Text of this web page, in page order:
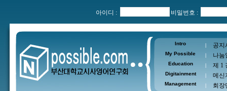
아이디 : 비밀번호 :
Intro | 공지
My Possible | 나눔
Education | 제 1
Digitainment | 메신
Management | 회장